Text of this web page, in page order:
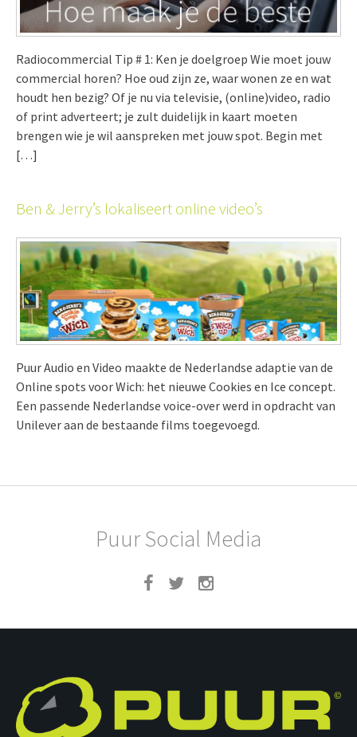
Radiocommercial Tip # 1: Ken je doelgroep Wie moet jouw
commercial horen? Hoe oud zijn ze, waar wonen ze en wat
houdt hen bezig? Of je nu via televisie, (online)video, radio
of print adverteert; je zult duidelijk in kaart moeten
brengen wie je wil aanspreken met jouw spot. Begin met
[…]
Ben & Jerry’s lokaliseert online video’s
Puur Audio en Video maakte de Nederlandse adaptie van de
Online spots voor Wich: het nieuwe Cookies en Ice concept.
Een passende Nederlandse voice-over werd in opdracht van
Unilever aan de bestaande films toegevoegd.
Puur Social Media